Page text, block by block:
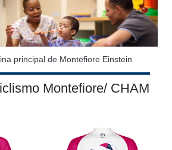
principal de Montefiore Einstein
Montefiore/ CHAM